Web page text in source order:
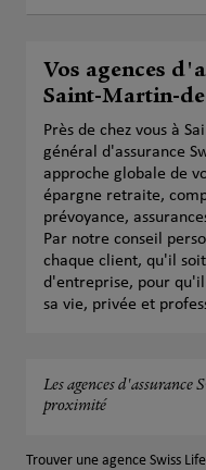
Vos agences
Saint-Martin-
Près de chez vous à
général d'assurance
approche globale de
épargne retraite,
prévoyance,
Par notre conseil
chaque client, qu'il
d'entreprise, pour
sa vie, privée et
Les agences d'assurance
proximité
Trouver une agence Swiss Life